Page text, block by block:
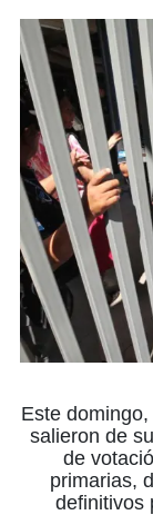
Este
salieron de
de
primarias,
definitivos